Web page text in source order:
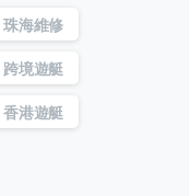
珠海維修
跨境遊艇
香港遊艇